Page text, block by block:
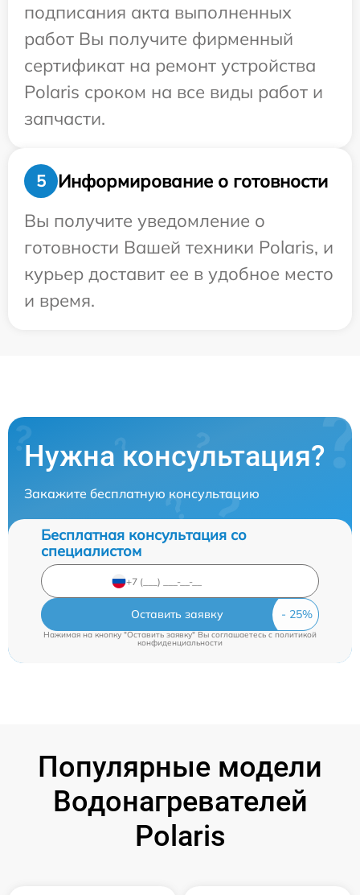
подписания акта выполненных
работ Вы получите фирменный
сертификат на ремонт устройства
Polaris сроком на все виды работ и
запчасти.
5
Информирование о готовности
Вы получите уведомление о
готовности Вашей техники Polaris, и
курьер доставит ее в удобное место
и время.
Нужна консультация?
Закажите бесплатную консультацию
Бесплатная консультация со
специалистом
Оставить заявку
Нажимая на кнопку "Оставить заявку" Вы соглашаетесь cполитикой
конфиденциальности
Популярные модели
Водонагревателей
Polaris